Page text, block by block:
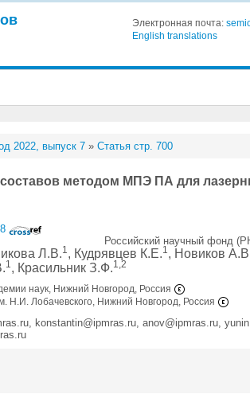
Электронная почта:
English translations
2022, выпуск 7 »Статья стр. 700
методом МПЭ ПА для
Российский научный фонд
Л.В.1, Кудрявцев К.Е.1, Новиков
1, Красильник З.Ф.1,2
наук, Нижний Новгород, Россия
Н.И. Лобачевского, Нижний Новгород, Россия
konstantin@ipmras.ru, anov@ipmras.ru,